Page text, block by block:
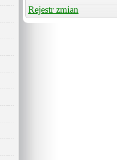
Rejestr zmian